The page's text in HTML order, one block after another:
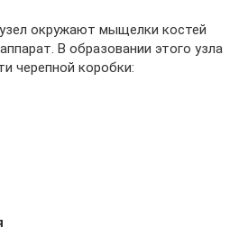
окружают мыщелки костей
В образовании этого узла
черепной коробки: